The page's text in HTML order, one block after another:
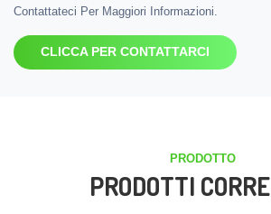
Contattateci Per Maggiori Informazioni.
CLICCA PER CONTATTARCI
PRODOTTO
PRODOTTI